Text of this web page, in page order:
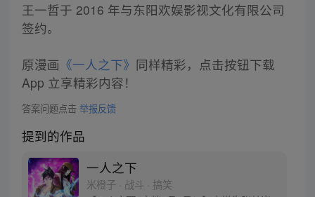
王一哲于 2016 年与东阳欢娱影视文化有限公司
签约。
原漫画 《一人之下》 同样精彩，点击按钮下载
App 立享精彩内容！
答案问题点击 举报反馈
提到的作品
一人之下
米橙子 · 战斗 · 搞笑